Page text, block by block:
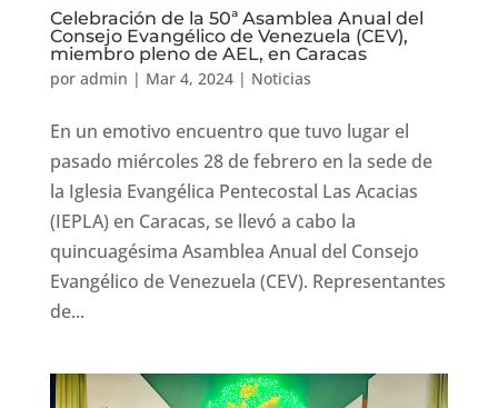
Celebración de la 50ª Asamblea Anual del
Consejo Evangélico de Venezuela (CEV),
miembro pleno de AEL, en Caracas
por admin | Mar 4, 2024| Noticias
En un emotivo encuentro que tuvo lugar el
pasado miércoles 28 de febrero en la sede de
la Iglesia Evangélica Pentecostal Las Acacias
(IEPLA) en Caracas, se llevó a cabo la
quincuagésima Asamblea Anual del Consejo
Evangélico de Venezuela (CEV). Representantes
de...